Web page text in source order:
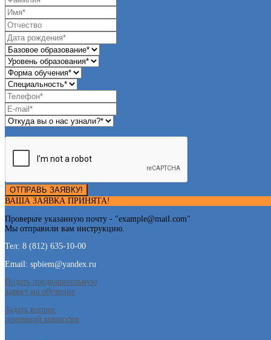
ОТПРАВЬ ЗАЯВКУ!
ВАША ЗАЯВКА ПРИНЯТА!
Проверьте указанную почту - "example@mail.com"
Мы отправили вам инструкцию.
Тел: 8 (812) 635-10-00
Email: spbiem@yandex.ru
Подать предварительную
заявку на обучение
Задать вопрос
приемной комиссии